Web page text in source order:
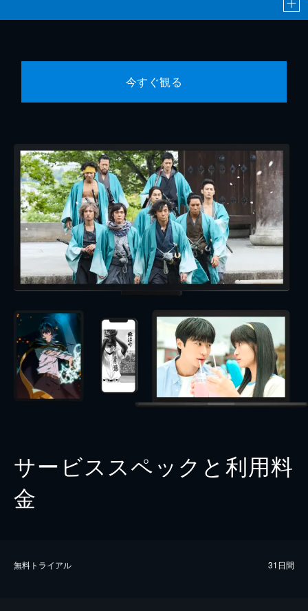
今すぐ観る
サービススペックと利用料
金
無料トライアル 31日間